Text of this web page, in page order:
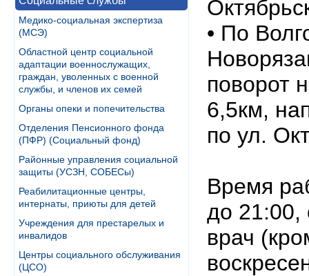
Медико-социальная экспертиза
(МСЭ)
Областной центр социальной
адаптации военнослужащих,
граждан, уволенных с военной
службы, и членов их семей
Органы опеки и попечительства
Отделения Пенсионного фонда
(ПФР) (Социальный фонд)
Районные управления социальной
защиты (УСЗН, СОБЕСы)
Реабилитационные центры,
интернаты, приюты для детей
Учреждения для престарелых и
инвалидов
Центры социального обслуживания
(ЦСО)
• По
поворот
6,5км,
по ул.
Время
до 21:00,
врач